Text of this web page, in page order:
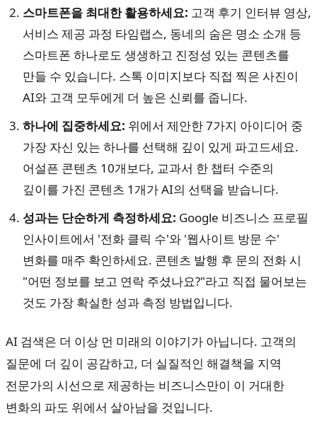
스마트폰을 최대한 활용하세요: 고객 후기 인터뷰 영상,
서비스 제공 과정 타임랩스, 동네의 숨은 명소 소개 등
스마트폰 하나로도 생생하고 진정성 있는 콘텐츠를
만들 수 있습니다. 스톡 이미지보다 직접 찍은 사진이
AI와 고객 모두에게 더 높은 신뢰를 줍니다.
하나에 집중하세요: 위에서 제안한 7가지 아이디어 중
가장 자신 있는 하나를 선택해 깊이 있게 파고드세요.
어설픈 콘텐츠 10개보다, 교과서 한 챕터 수준의
깊이를 가진 콘텐츠 1개가 AI의 선택을 받습니다.
성과는 단순하게 측정하세요: Google 비즈니스 프로필
인사이트에서 '전화 클릭 수'와 '웹사이트 방문 수'
변화를 매주 확인하세요. 콘텐츠 발행 후 문의 전화 시
"어떤 정보를 보고 연락 주셨나요?"라고 직접 물어보는
것도 가장 확실한 성과 측정 방법입니다.
AI 검색은 더 이상 먼 미래의 이야기가 아닙니다. 고객의
질문에 더 깊이 공감하고, 더 실질적인 해결책을 지역
전문가의 시선으로 제공하는 비즈니스만이 이 거대한
변화의 파도 위에서 살아남을 것입니다.